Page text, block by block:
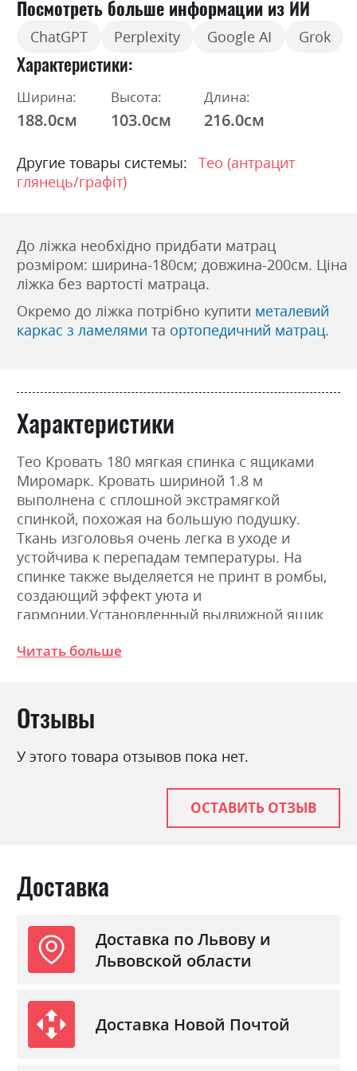
Посмотреть больше информации из ИИ
ChatGPT Perplexity Google AI Grok
Характеристики
Ширина:
188.0см
Высота:
103.0см
Длина:
216.0см
Другие товары системы:
Тео (антрацит
глянець/графіт)
До ліжка необхідно придбати матрац
розміром: ширина-180см; довжина-200см. Ціна
ліжка без вартості матраца.
Окремо до ліжка потрібно купити металевий
каркас з ламелями та ортопедичний матрац.
Характеристики
Тео Кровать 180 мягкая спинка с ящиками
Миромарк. Кровать шириной 1.8 м
выполнена с сплошной экстрамягкой
спинкой, похожая на большую подушку.
Ткань изголовья очень легка в уходе и
устойчива к перепадам температуры. На
спинке также выделяется не принт в ромбы,
создающий эффект уюта и
гармонии.Установленный выдвижной ящик
другие бытовые вещи. MINIFIX);Размеры:
антрацит глянець/графіт
Ниша для белья
Спальное место
С матрасом
ні
С подставкой под матрас
Читать больше
Отзывы
У этого товара отзывов пока нет.
ОСТАВИТЬ ОТЗЫВ
Доставка
Доставка по Львову и
Львовской области
Доставка Новой Почтой